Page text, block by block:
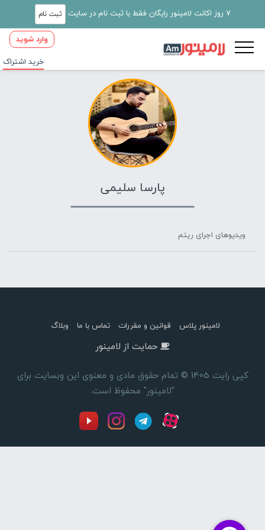
7 روز اکانت لامینور رایگان فقط با ثبت نام در سایت ثبت نام
وارد شوید
خرید اشتراک
پارسا سلیمی
ویدیوهای اجرای ریتم
لامینور پلاس قوانین و مقررات تماس با ما وبلاگ
حمایت از لامینور
کپی رایت 1405 © تمام حقوق مادی و معنوی این وبسایت برای
"لامینور" محفوظ است.